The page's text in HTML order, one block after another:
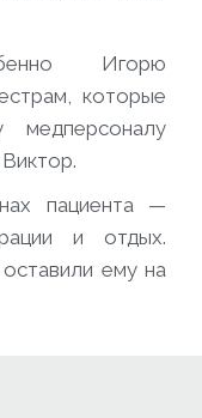
Игорю
которые
пациента —
и отдых.
ему на